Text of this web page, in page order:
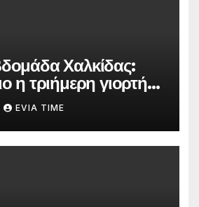
Χαλκίδας:
η τριήμερη γιορτή
Αγίας Παρασκευής
EVIA TIME